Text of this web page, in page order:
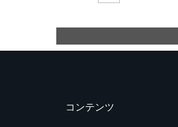
コンテンツ